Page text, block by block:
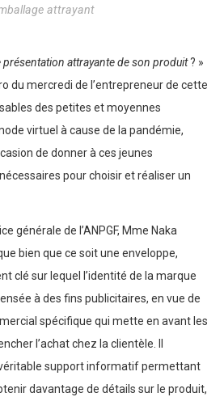
attrayant
présentation attrayante de son produit? »
du mercredi de l’entrepreneur de cette
des petites et moyennes
virtuel à cause de la pandémie,
de donner à ces jeunes
pour choisir et réaliser un
générale de l’ANPGF, Mme Naka
bien que ce soit une enveloppe,
clé sur lequel l’identité de la marque
à des fins publicitaires, en vue de
spécifique qui mette en avant les
l’achat chez la clientèle. Il
support informatif permettant
davantage de détails sur le produit,